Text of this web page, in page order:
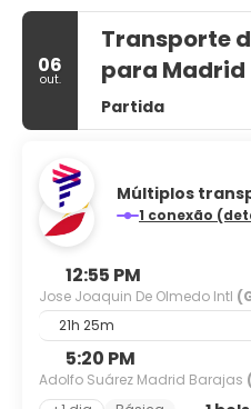
06
out.
Transporte
para Madrid
Partida
Múltiplos
1 conexão
12:55 PM
Jose Joaquin De Olmedo Intl
21h 25m
5:20 PM
Adolfo Suárez Madrid Barajas